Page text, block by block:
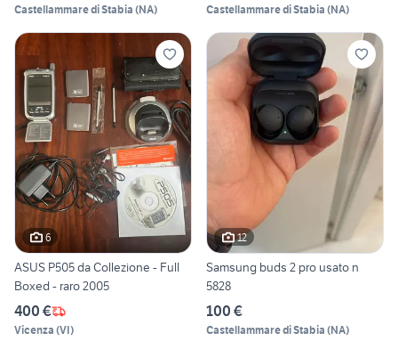
Castellammare di Stabia (NA) Castellammare di Stabia (NA)
6
ASUS P505 da Collezione - Full
Boxed - raro 2005
400 €
Vicenza (VI)
12
Samsung buds 2 pro usato n
5828
100 €
Castellammare di Stabia (NA)